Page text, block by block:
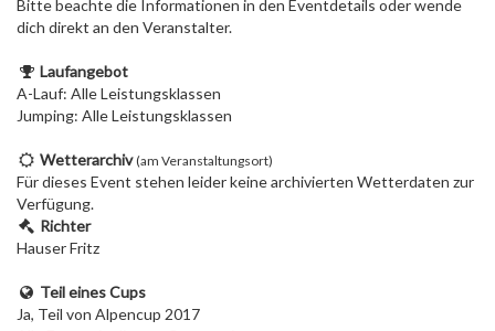
Bitte beachte die Informationen in den Eventdetails oder wende
dich direkt an den Veranstalter.
Laufangebot
A-Lauf: Alle Leistungsklassen
Jumping: Alle Leistungsklassen
Wetterarchiv (am Veranstaltungsort)
Für dieses Event stehen leider keine archivierten Wetterdaten zur
Verfügung.
Richter
Hauser Fritz
Teil eines Cups
Ja, Teil von Alpencup 2017